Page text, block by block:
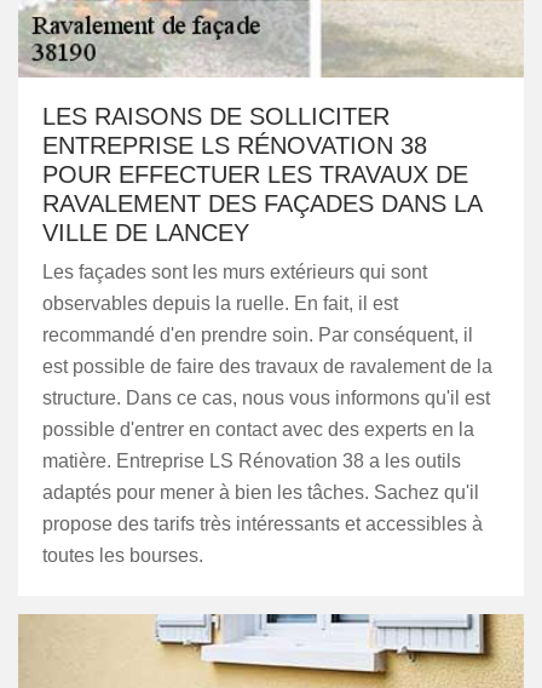
LES RAISONS DE SOLLICITER
ENTREPRISE LS RÉNOVATION 38
POUR EFFECTUER LES TRAVAUX DE
RAVALEMENT DES FAÇADES DANS LA
VILLE DE LANCEY
Les façades sont les murs extérieurs qui sont
observables depuis la ruelle. En fait, il est
recommandé d'en prendre soin. Par conséquent, il
est possible de faire des travaux de ravalement de la
structure. Dans ce cas, nous vous informons qu'il est
possible d'entrer en contact avec des experts en la
matière. Entreprise LS Rénovation 38 a les outils
adaptés pour mener à bien les tâches. Sachez qu'il
propose des tarifs très intéressants et accessibles à
toutes les bourses.